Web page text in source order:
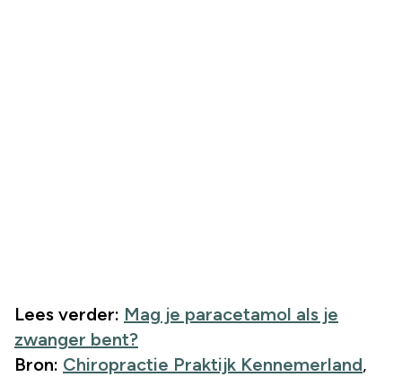
Lees verder: Mag je paracetamol als je
zwanger bent?
Bron: Chiropractie Praktijk Kennemerland,